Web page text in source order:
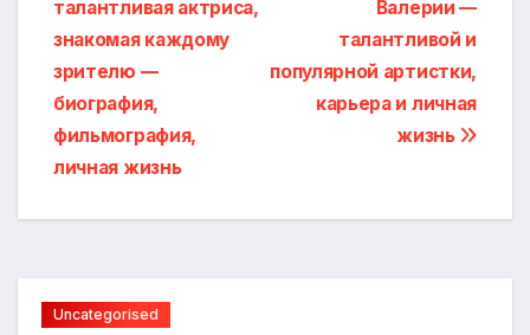
по
записям
Валерии —
талантливой и
популярной артистки,
карьера и личная
жизнь
талантливая актриса,
знакомая каждому
зрителю —
биография,
фильмография,
личная жизнь
Uncategorised